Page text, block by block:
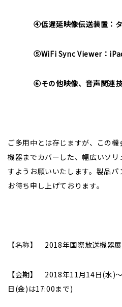
④低遅延映像伝送装置：
⑤WiFi Sync Viewer：
⑥その他映像、音声関連
ご多用中とは存じますが、この
機器までカバーした、幅広いソ
すようお願いいたします。製品
お待ち申し上げております。
【名称】 2018年国際放送機器
【会期】 2018年11月14日(水
日(金)は17:00まで)